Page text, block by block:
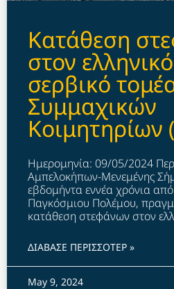
Kατάθεση
στον
σερβικό
Συμμαχικών
Κοιμητηρίων
Ημερομηνία: 09/05/2024
Αμπελοκήπων-Μενεμένης
εβδομήντα εννέα χρόνια
Παγκόσμιου Πολέμου,
κατάθεση στεφάνων στον
ΔΙΑΒΑΣΕ ΠΕΡΙΣΣΟΤΕΡ »
May 9, 2024